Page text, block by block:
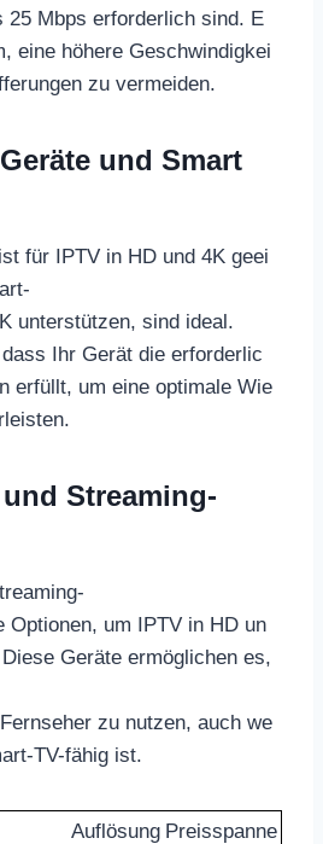
25 Mbps erforderlich sind. E
eine höhere Geschwindigkei
zu vermeiden.
und Smart
für IPTV in HD und 4K geei
unterstützen, sind ideal.
Ihr Gerät die erforderlic
erfüllt, um eine optimale Wie
Streaming-
Optionen, um IPTV in HD un
Geräte ermöglichen es,
zu nutzen, auch we
TV-fähig ist.
Auflösung Preisspanne